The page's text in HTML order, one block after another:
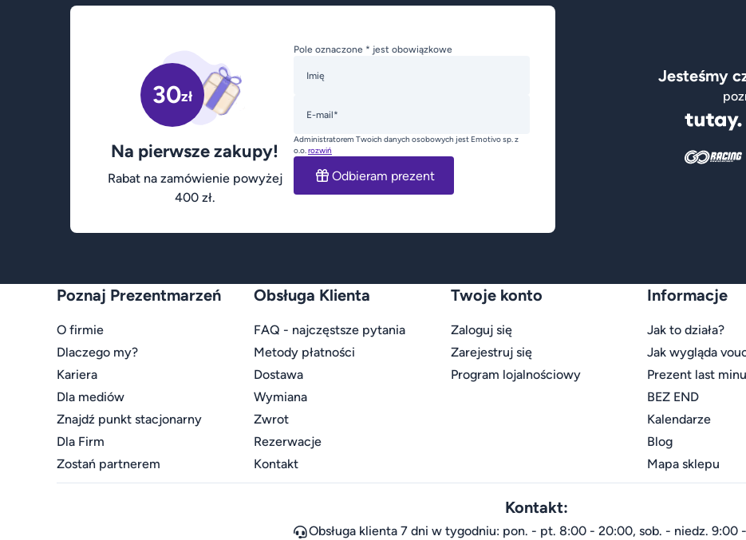
30zł
Na pierwsze zakupy!
Rabat na zamówienie powyżej
400 zł.
Pole oznaczone * jest obowiązkowe
Imię
E-mail*
Administratorem Twoich danych osobowych jest Emotivo sp. z
o.o.rozwiń
Odbieram prezent
Jesteśmy
Poznaj Prezentmarzeń
O firmie
Dlaczego my?
Kariera
Dla mediów
Znajdź punkt stacjonarny
Dla Firm
Zostań partnerem
Obsługa Klienta
FAQ - najczęstsze pytania
Metody płatności
Dostawa
Wymiana
Zwrot
Rezerwacje
Kontakt
Twoje konto
Zaloguj się
Zarejestruj się
Program lojalnościowy
Informacje
Jak to działa?
Jak wygląda
Prezent last
BEZ END
Kalendarze
Blog
Mapa sklepu
Kontakt:
Obsługa klienta 7 dni w tygodniu: pon. - pt. 8:00 - 20:00, sob. - niedz. 9:00